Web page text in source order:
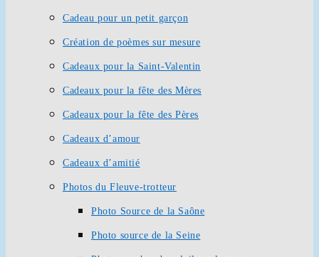
Cadeau pour un petit garçon
Création de poèmes sur mesure
Cadeaux pour la Saint-Valentin
Cadeaux pour la fête des Mères
Cadeaux pour la fête des Pères
Cadeaux d’amour
Cadeaux d’amitié
Photos du Fleuve-trotteur
Photo Source de la Saône
Photo source de la Seine